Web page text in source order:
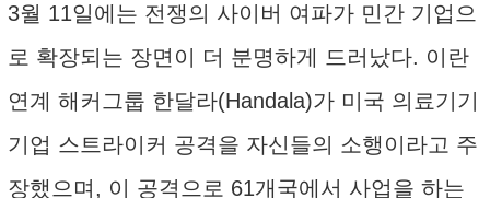
3월 11일에는 전쟁의 사이버 여파가 민간 기업으
로 확장되는 장면이 더 분명하게 드러났다. 이란
연계 해커그룹 한달라(Handala)가 미국 의료기기
기업 스트라이커 공격을 자신들의 소행이라고 주
장했으며, 이 공격으로 61개국에서 사업을 하는